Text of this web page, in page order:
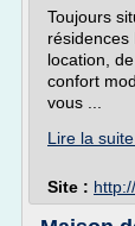
Toujours
résidences
location,
confort
vous ...
Lire la suite
Site :